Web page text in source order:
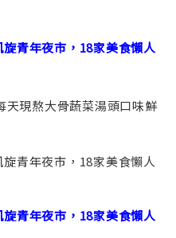
天現熬大骨蔬菜湯頭口味鮮